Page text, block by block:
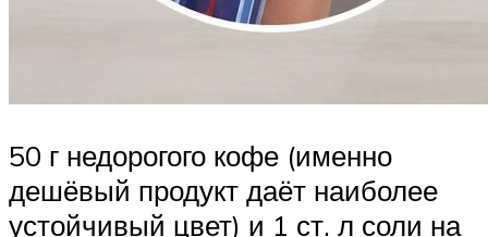
50 г недорогого кофе (именно
дешёвый продукт даёт наиболее
устойчивый цвет) и 1 ст. л соли на